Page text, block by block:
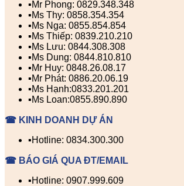
▪️Mr Phong: 0829.348.348
▪️Ms Thy: 0858.354.354
▪️Ms Nga: 0855.854.854
▪️Ms Thiếp: 0839.210.210
▪️Ms Lưu: 0844.308.308
▪️Ms Dung: 0844.810.810
▪️Mr Huy: 0848.26.08.17
▪️Mr Phát: 0886.20.06.19
▪️Ms Hạnh:0833.201.201
▪️Ms Loan:0855.890.890
☎ KINH DOANH DỰ ÁN
▪️Hotline: 0834.300.300
☎ BÁO GIÁ QUA ĐT/EMAIL
▪️Hotline: 0907.999.609